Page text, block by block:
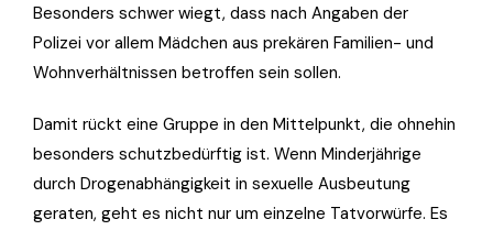
Besonders schwer wiegt, dass nach Angaben der
Polizei vor allem Mädchen aus prekären Familien- und
Wohnverhältnissen betroffen sein sollen.
Damit rückt eine Gruppe in den Mittelpunkt, die ohnehin
besonders schutzbedürftig ist. Wenn Minderjährige
durch Drogenabhängigkeit in sexuelle Ausbeutung
geraten, geht es nicht nur um einzelne Tatvorwürfe. Es